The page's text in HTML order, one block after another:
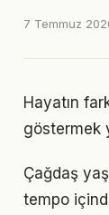
7 Temmuz
Hayatın
göstermek
Çağdaş
tempo